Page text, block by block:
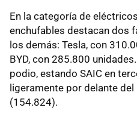
En la categoría de
enchufables destacan dos
los demás: Tesla, con
BYD, con 285.800
podio, estando SAIC en
ligeramente por delante
(154.824).